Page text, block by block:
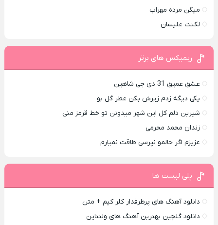
میگن مرده مهراب
لکنت علیسان
ریمیکس های برتر
عشق عمیق 31 دی جی شاهین
یکی دیگه زدم زیرش بکن عطر گل بو
شیرین دلم کل این شهر میدونن تو خط قرمز منی
زندان محمد محرمی
عزیزم اگر حالمو نپرسی طاقت نمیارم
پلی لیست ها
دانلود آهنگ های پرطرفدار کلر کیم + متن
دانلود گلچین بهترین آهنگ های ولنتاین